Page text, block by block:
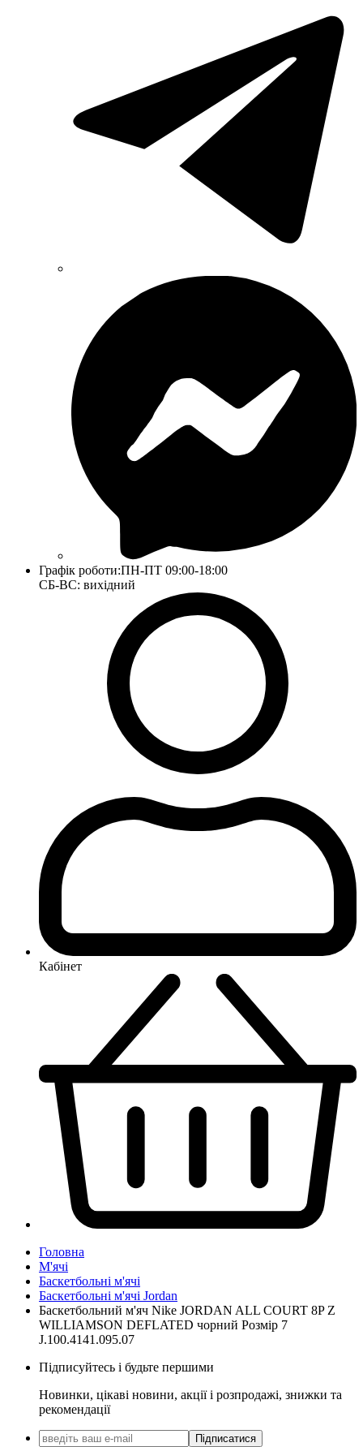
Графік роботи:ПН-ПТ 09:00-18:00
СБ-ВС: вихідний
Кабінет
Головна
М'ячі
Баскетбольні м'ячі
Баскетбольні м'ячі Jordan
Баскетбольний м'яч Nike JORDAN ALL COURT 8P Z
WILLIAMSON DEFLATED чорний Розмір 7
J.100.4141.095.07
Підписуйтесь і будьте першими
Новинки, цікаві новини, акції і розпродажі, знижки та
рекомендації
Підписатися